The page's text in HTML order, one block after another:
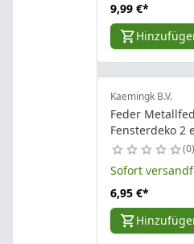
9,99 €*
Kaemingk B.V.
Feder
Fensterdeko 2
0
Sofort
6,95 €*